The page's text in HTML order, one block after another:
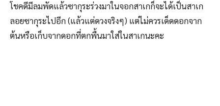
โชคดีมีลมพัดแล้วซากุระร่วงมาในจอกสาเกก็จะได้เป็นสาเก
ลอยซากุระไปอีก (แล้วแต่ดวงจริงๆ) แต่ไม่ควรเด็ดดอกจาก
ต้นหรือเก็บจากดอกที่ตกพื้นมาใส่ในสาเกนะคะ